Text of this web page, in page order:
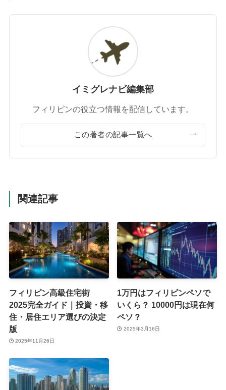
イミグレナビ編集部
フィリピンの役立つ情報を配信しています。
この著者の記事一覧へ
関連記事
フィリピン高級住宅街
2025完全ガイド｜投資・移
住・居住エリア選びの決定
版
2025年11月26日
1万円はフィリピンペソで
いくら？ 10000円は現在何
ペソ？
2025年3月16日